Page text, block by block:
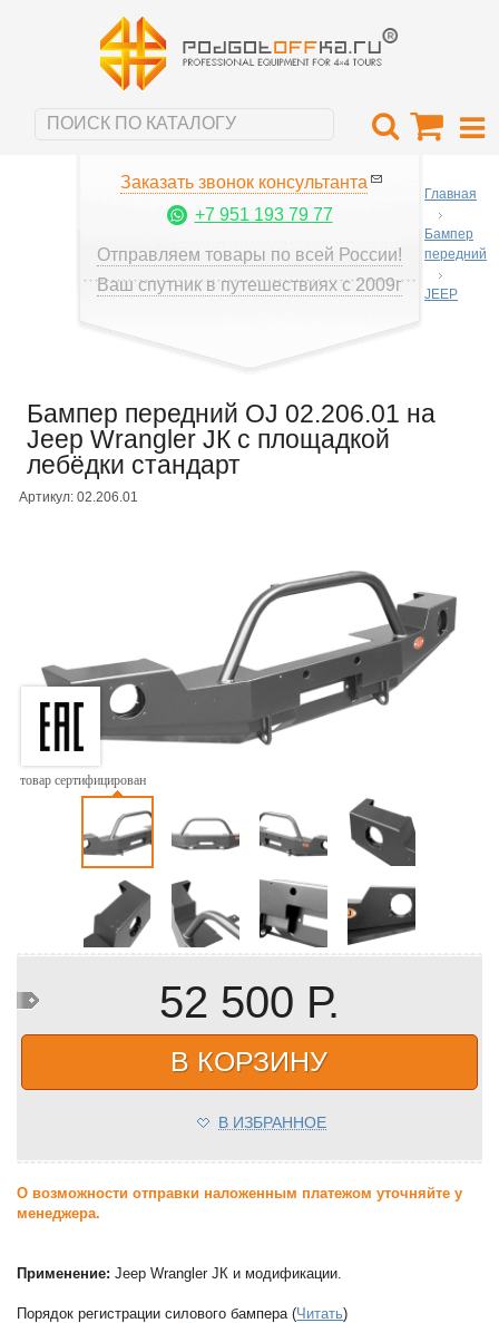
Заказать звонок консультанта
+7 951 193 79 77
Отправляем товары по всей России!
Ваш спутник в путешествиях с 2009г
Главная
Бампер
передний
JEEP
Бампер передний OJ 02.206.01 на
Jeep Wrangler JК с площадкой
лебёдки стандарт
Артикул: 02.206.01
товар сертифицирован
52 500 Р.
В КОРЗИНУ
В ИЗБРАННОЕ
О возможности отправки наложенным платежом уточняйте у
менеджера.
Применение:Jeep Wrangler JК и модификации.
Порядок регистрации силового бампера (Читать)